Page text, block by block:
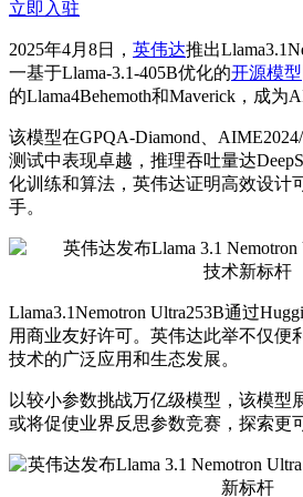
立即入驻
2025年4月8日， 英伟达推出
一基于Llama-3.1-405B优化的开源模型
的Llama4Behemoth和Maverick，成为
该模型在GPQA-Diamond、
测试中表现卓越，推理吞吐量达
化训练和算法，英伟达证明高效设计
手。
Llama3.1Nemotron Ultra253B通过
用商业友好许可。英伟达此举不仅便
技术的广泛应用和生态发展。
以较小参数挑战万亿级模型，该模型
或将促使业界反思参数竞赛，探索更